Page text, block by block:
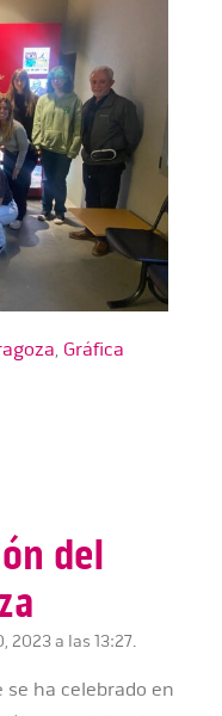
, Gráfica
del
2023 a las 13:27.
se ha celebrado en